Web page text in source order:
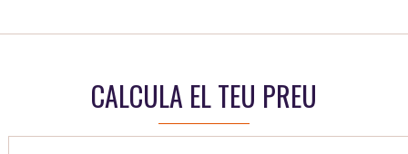
CALCULA EL TEU PREU